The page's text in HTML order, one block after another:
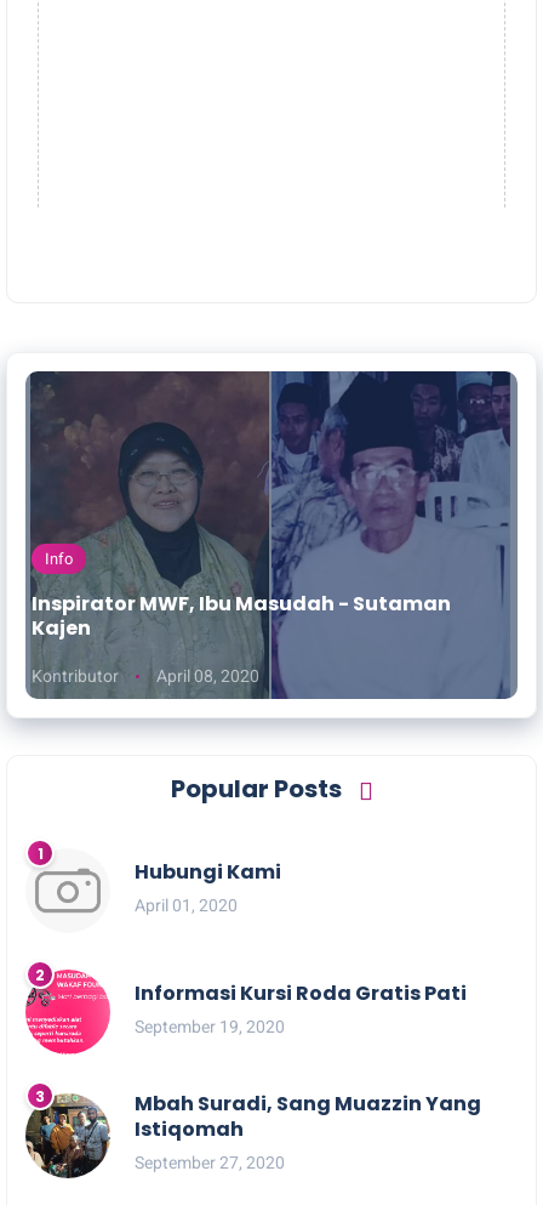
Info
Inspirator MWF, Ibu Masudah - Sutaman
Kajen
Kontributor April 08, 2020
Popular Posts
Hubungi Kami
April 01, 2020
Informasi Kursi Roda Gratis Pati
September 19, 2020
Mbah Suradi, Sang Muazzin Yang
Istiqomah
September 27, 2020